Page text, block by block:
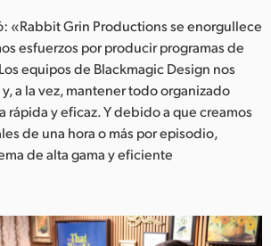
«Rabbit Grin Productions se enorgullece
esfuerzos por producir programas de
equipos de Blackmagic Design nos
a la vez, mantener todo organizado
rápida y eficaz. Y debido a que creamos
de una hora o más por episodio,
de alta gama y eficiente